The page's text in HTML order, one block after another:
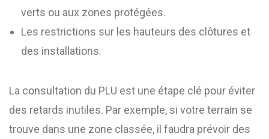
verts ou aux zones protégées.
Les restrictions sur les hauteurs des clôtures et
des installations.
La consultation du PLU est une étape clé pour éviter
des retards inutiles. Par exemple, si votre terrain se
trouve dans une zone classée, il faudra prévoir des